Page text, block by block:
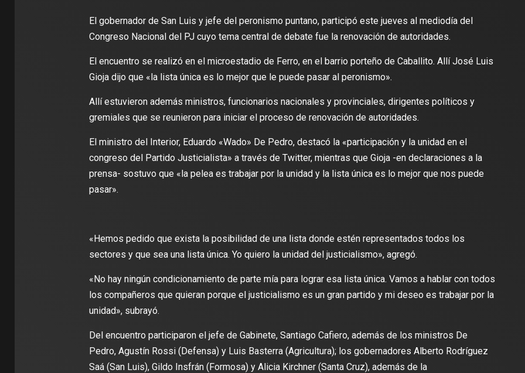
El gobernador de San Luis y jefe del peronismo puntano, participó este jueves al mediodía del
Congreso Nacional del PJ cuyo tema central de debate fue la renovación de autoridades.
El encuentro se realizó en el microestadio de Ferro, en el barrio porteño de Caballito. Allí José Luis
Gioja dijo que «la lista única es lo mejor que le puede pasar al peronismo».
Allí estuvieron además ministros, funcionarios nacionales y provinciales, dirigentes políticos y
gremiales que se reunieron para iniciar el proceso de renovación de autoridades.
El ministro del Interior, Eduardo «Wado» De Pedro, destacó la «participación y la unidad en el
congreso del Partido Justicialista» a través de Twitter, mientras que Gioja -en declaraciones a la
prensa- sostuvo que «la pelea es trabajar por la unidad y la lista única es lo mejor que nos puede
pasar».
«Hemos pedido que exista la posibilidad de una lista donde estén representados todos los
sectores y que sea una lista única. Yo quiero la unidad del justicialismo», agregó.
«No hay ningún condicionamiento de parte mía para lograr esa lista única. Vamos a hablar con todos
los compañeros que quieran porque el justicialismo es un gran partido y mi deseo es trabajar por la
unidad», subrayó.
Del encuentro participaron el jefe de Gabinete, Santiago Cafiero, además de los ministros De
Pedro, Agustín Rossi (Defensa) y Luis Basterra (Agricultura); los gobernadores Alberto Rodríguez
Saá (San Luis), Gildo Insfrán (Formosa) y Alicia Kirchner (Santa Cruz), además de la